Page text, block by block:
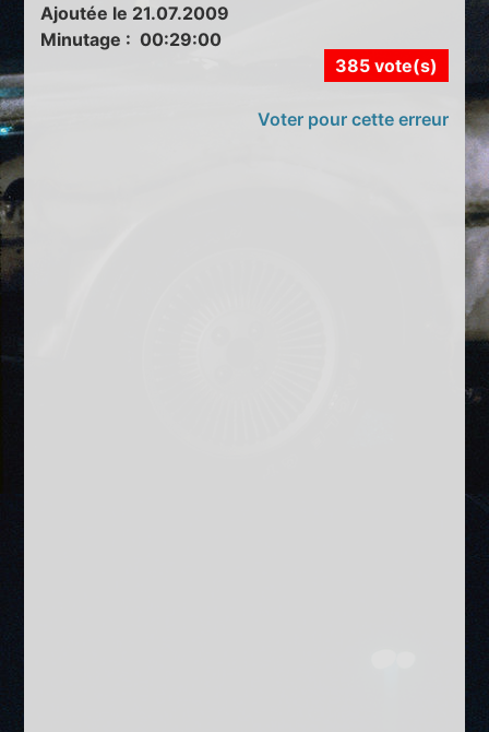
Ajoutée le 21.07.2009
Minutage : 00:29:00
385 vote(s)
Voter pour cette erreur